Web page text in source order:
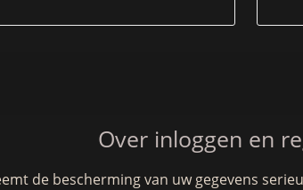
Over inloggen en
de bescherming van uw gegevens